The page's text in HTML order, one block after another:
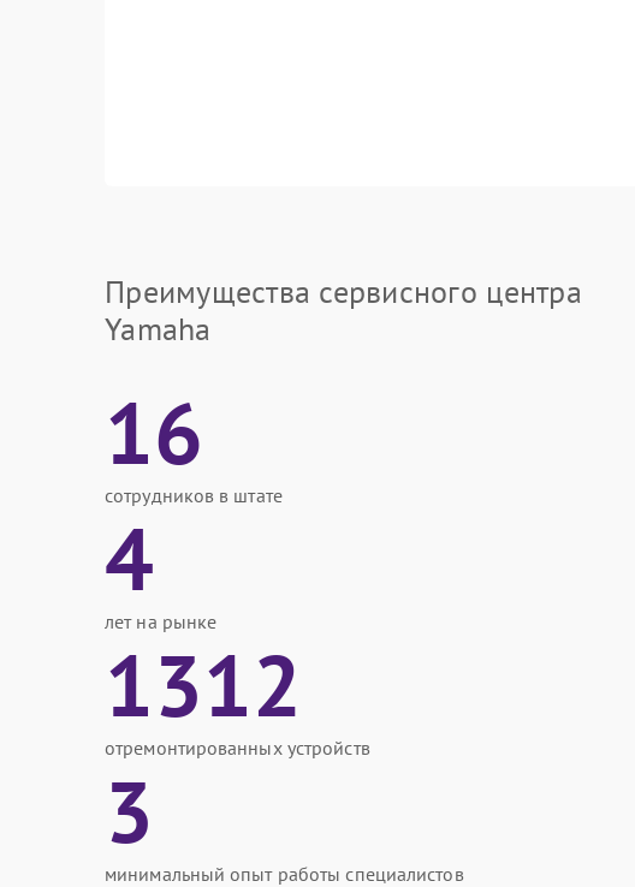
Преимущества сервисного центра
Yamaha
16
сотрудников в штате
4
лет на рынке
1312
отремонтированных устройств
3
минимальный опыт работы специалистов